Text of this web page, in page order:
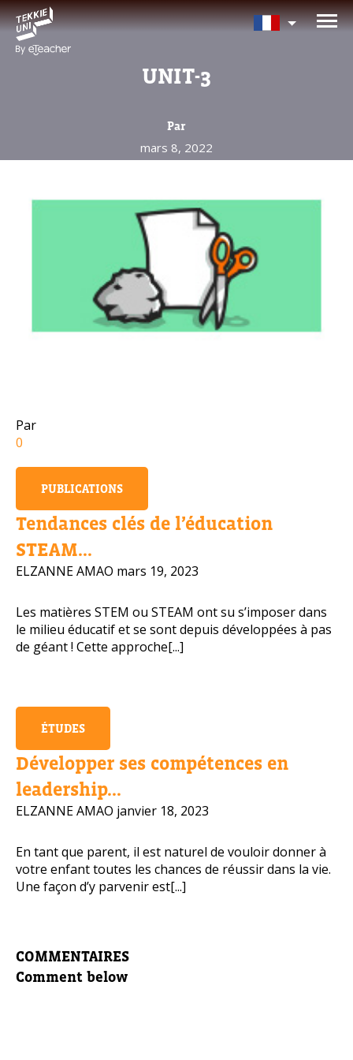
UNIT-3
Par
mars 8, 2022
Par
0
PUBLICATIONS
Tendances clés de l’éducation
STEAM...
ELZANNE AMAO mars 19, 2023
Les matières STEM ou STEAM ont su s’imposer dans
le milieu éducatif et se sont depuis développées à pas
de géant ! Cette approche[...]
ÉTUDES
Développer ses compétences en
leadership...
ELZANNE AMAO janvier 18, 2023
En tant que parent, il est naturel de vouloir donner à
votre enfant toutes les chances de réussir dans la vie.
Une façon d’y parvenir est[...]
COMMENTAIRES
Comment below
Avez-vous besoin d'aide pour
choisir votre cours?
Nom complet d'un parent
Âge de votre enfant
E-mail des parents